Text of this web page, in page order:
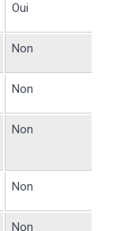
Oui
Non
Non
Non
Non
Non